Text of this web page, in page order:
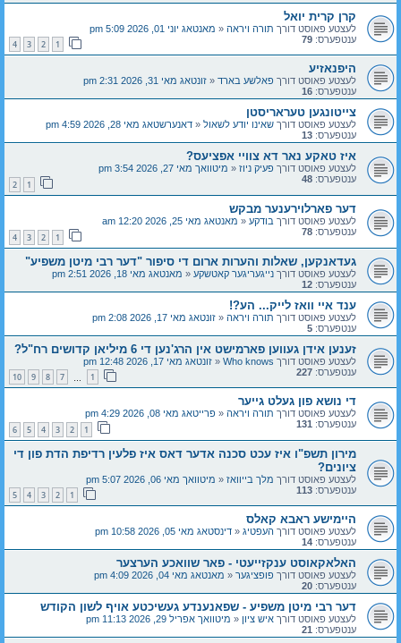
קרן קרית יואל
לעצטע פאוסט דורך תורה ויראה « מאנטאג יוני 01, 2026 5:09 pm
ענטפערס: 79
1
2
3
4
היפנאזיע
לעצטע פאוסט דורך פאלשע בארד « זונטאג מאי 31, 2026 2:31 pm
ענטפערס: 16
צייטונגען טעראריסטן
לעצטע פאוסט דורך שאינו יודע לשאול « דאנערשטאג מאי 28, 2026 4:59 pm
ענטפערס: 13
איז טאקע נאר דא צוויי אפציעס?
לעצטע פאוסט דורך פעיק ניוז « מיטוואך מאי 27, 2026 3:54 pm
ענטפערס: 48
1
2
דער פארלוירענער מבקש
לעצטע פאוסט דורך בודקע « מאנטאג מאי 25, 2026 12:20 am
ענטפערס: 78
1
2
3
4
געדאנקען, שאלות והערות ארום די סיפור "דער רבי מיטן משפיע"
לעצטע פאוסט דורך נייגעריגער קאטשקע « מאנטאג מאי 18, 2026 2:51 pm
ענטפערס: 12
ענד איי וואז לייק... הע?!
לעצטע פאוסט דורך תורה ויראה « זונטאג מאי 17, 2026 2:08 pm
ענטפערס: 5
זענען אידן געווען פארמישט אין הרג'נען די 6 מיליאן קדושים רח"ל?
לעצטע פאוסט דורך Who knows
« זונטאג מאי 17, 2026 12:48 pm
ענטפערס: 227
1
7
8
9
10
די נושא פון געלט גייער
לעצטע פאוסט דורך תורה ויראה « פרייטאג מאי 08, 2026 4:29 pm
ענטפערס: 131
1
2
3
4
5
6
מירון תשפ"ו איז עכט סכנה אדער דאס איז פלעין רדיפת הדת פון די
ציונים?
לעצטע פאוסט דורך מלך בייוואז « מיטוואך מאי 06, 2026 5:07 pm
ענטפערס: 113
1
2
3
4
5
היימישע ראבא קאלס
לעצטע פאוסט דורך העפטיג « דינסטאג מאי 05, 2026 10:58 pm
ענטפערס: 14
האלאקאוסט ענקזייעטי - פאר שוואכע הערצער
לעצטע פאוסט דורך פופציגער « מאנטאג מאי 04, 2026 4:09 pm
ענטפערס: 20
דער רבי מיטן משפיע - שפאנענדע געשיכטע אויף לשון הקודש
לעצטע פאוסט דורך איש ציון « מיטוואך אפריל 29, 2026 11:13 pm
ענטפערס: 21